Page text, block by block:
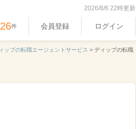
2026/8/6 22時更新
件 会員登録 ログイン
ップの転職エージェントサービス > ディップの転職